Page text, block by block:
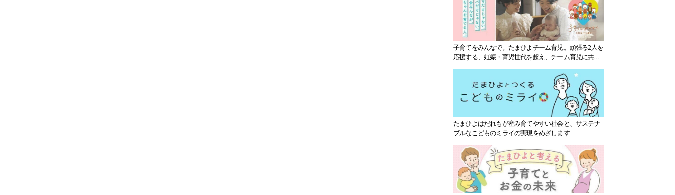
子育てをみんなで。たまひよチーム育児。頑張る2人を
応援する、妊娠・育児世代を超え、チーム育児に共感
たまひよはだれもが産み育てやすい社会と、サステナ
ブルなこどものミライの実現をめざします